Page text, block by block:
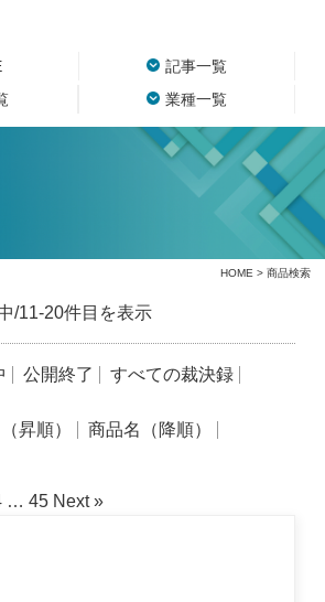
記事一覧
業種一覧
HOME > 商品検索
11-20件目を表示
公開終了
すべての裁決録
昇順） 商品名（降順）
… 45 Next »